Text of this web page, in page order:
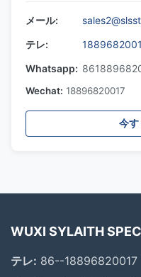
メール:
テレ:
Whatsapp:
Wechat: 18896820017
今
WUXI SYLAITH
テレ: 86--18896820017